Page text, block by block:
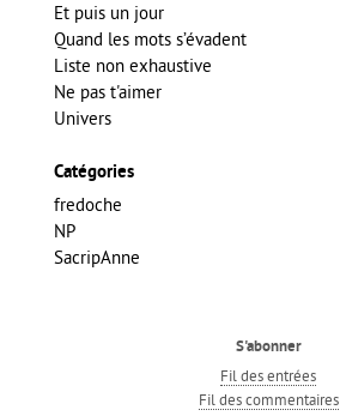
Et puis un jour
Quand les mots s’évadent
Liste non exhaustive
Ne pas t'aimer
Univers
Catégories
fredoche
NP
SacripAnne
S'abonner
Fil des entrées
Fil des commentaires